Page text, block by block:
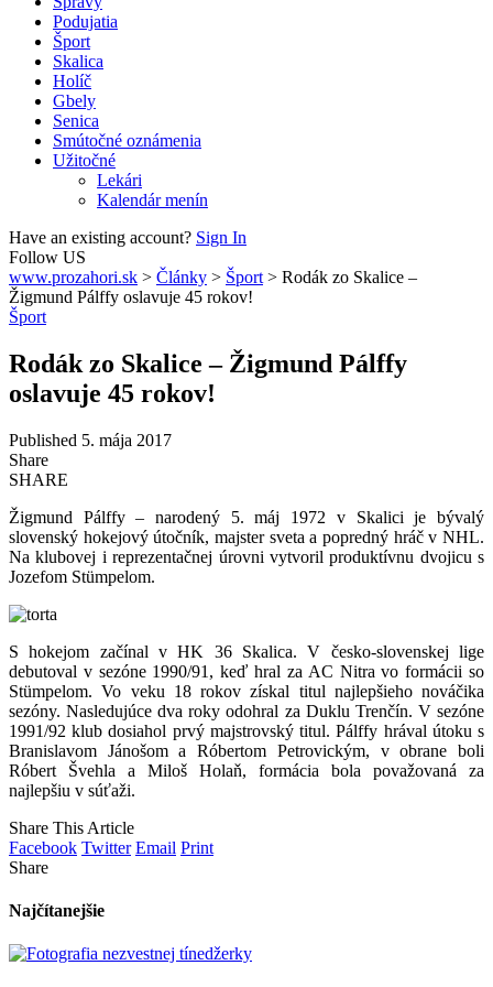
Podujatia
Šport
Skalica
Holíč
Gbely
Senica
Smútočné oznámenia
Užitočné
Lekári
Kalendár menín
Have an existing account? Sign In
Follow US
www.prozahori.sk > Články > Šport > Rodák zo Skalice –
Žigmund Pálffy oslavuje 45 rokov!
Šport
Rodák zo Skalice – Žigmund Pálffy
oslavuje 45 rokov!
Published 5. mája 2017
Share
SHARE
Žigmund Pálffy – narodený 5. máj 1972 v Skalici je bývalý
slovenský hokejový útočník, majster sveta a popredný hráč v NHL.
Na klubovej i reprezentačnej úrovni vytvoril produktívnu dvojicu s
Jozefom Stümpelom.
S hokejom začínal v HK 36 Skalica. V česko-slovenskej lige
debutoval v sezóne 1990/91, keď hral za AC Nitra vo formácii so
Stümpelom. Vo veku 18 rokov získal titul najlepšieho nováčika
sezóny. Nasledujúce dva roky odohral za Duklu Trenčín. V sezóne
1991/92 klub dosiahol prvý majstrovský titul. Pálffy hrával útoku s
Branislavom Jánošom a Róbertom Petrovickým, v obrane boli
Róbert Švehla a Miloš Holaň, formácia bola považovaná za
najlepšiu v súťaži.
Share This Article
Facebook Twitter Email Print
Share
Najčítanejšie